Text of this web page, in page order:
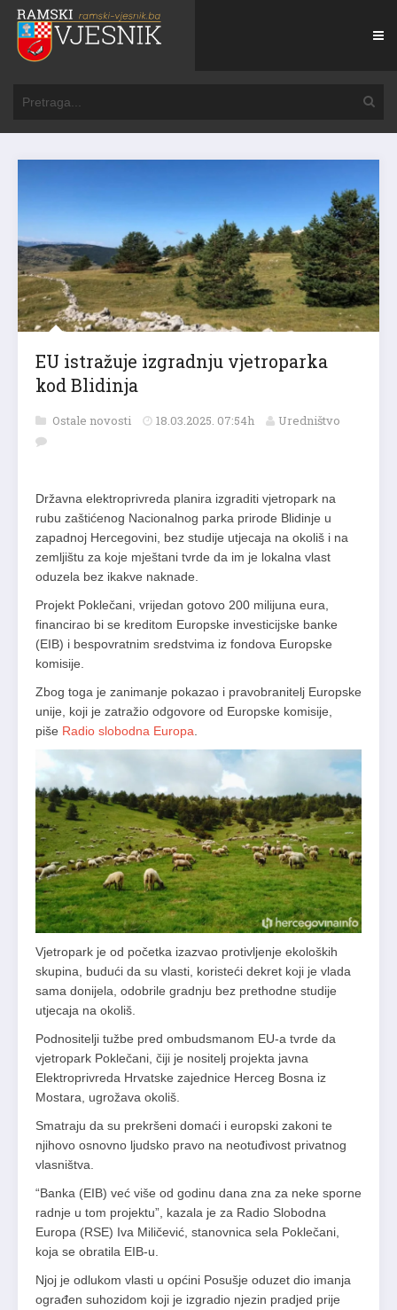
EU istražuje izgradnju vjetroparka
kod Blidinja
Ostale novosti 18.03.2025. 07:54h Uredništvo
Državna elektroprivreda planira izgraditi vjetropark na
rubu zaštićenog Nacionalnog parka prirode Blidinje u
zapadnoj Hercegovini, bez studije utjecaja na okoliš i na
zemljištu za koje mještani tvrde da im je lokalna vlast
oduzela bez ikakve naknade.
Projekt Poklečani, vrijedan gotovo 200 milijuna eura,
financirao bi se kreditom Europske investicijske banke
(EIB) i bespovratnim sredstvima iz fondova Europske
komisije.
Zbog toga je zanimanje pokazao i pravobranitelj Europske
unije, koji je zatražio odgovore od Europske komisije,
piše Radio slobodna Europa
Vjetropark je od početka izazvao protivljenje ekoloških
skupina, budući da su vlasti, koristeći dekret koji je vlada
sama donijela, odobrile gradnju bez prethodne studije
utjecaja na okoliš.
Podnositelji tužbe pred ombudsmanom EU-a tvrde da
vjetropark Poklečani, čiji je nositelj projekta javna
Elektroprivreda Hrvatske zajednice Herceg Bosna iz
Mostara, ugrožava okoliš.
Smatraju da su prekršeni domaći i europski zakoni te
njihovo osnovno ljudsko pravo na neotuđivost privatnog
vlasništva.
“Banka (EIB) već više od godinu dana zna za neke sporne
radnje u tom projektu”, kazala je za Radio Slobodna
Europa (RSE) Iva Miličević, stanovnica sela Poklečani,
koja se obratila EIB-u.
Njoj je odlukom vlasti u općini Posušje oduzet dio imanja
ograđen suhozidom koji je izgradio njezin pradjed prije